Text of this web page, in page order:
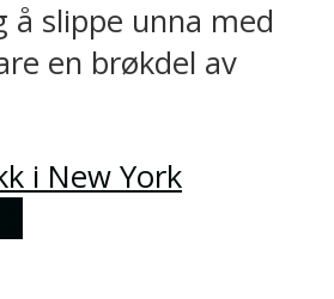
å slippe unna med
en brøkdel av